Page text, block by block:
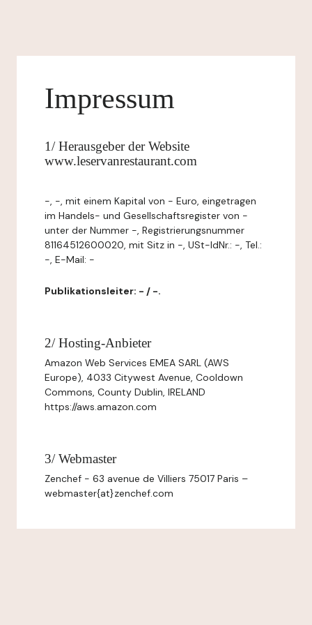
Impressum
1/ Herausgeber der Website
www.leservanrestaurant.com
-, -, mit einem Kapital von - Euro, eingetragen
im Handels- und Gesellschaftsregister von -
unter der Nummer -, Registrierungsnummer
81164512600020, mit Sitz in -, USt-IdNr.: -, Tel.:
-, E-Mail: -
Publikationsleiter: - / -.
2/ Hosting-Anbieter
Amazon Web Services EMEA SARL (AWS
Europe), 4033 Citywest Avenue, Cooldown
Commons, County Dublin, IRELAND
https://aws.amazon.com
3/ Webmaster
Zenchef - 63 avenue de Villiers 75017 Paris –
webmaster{at}zenchef.com